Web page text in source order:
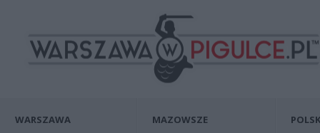
WARSZAWA MAZOWSZE